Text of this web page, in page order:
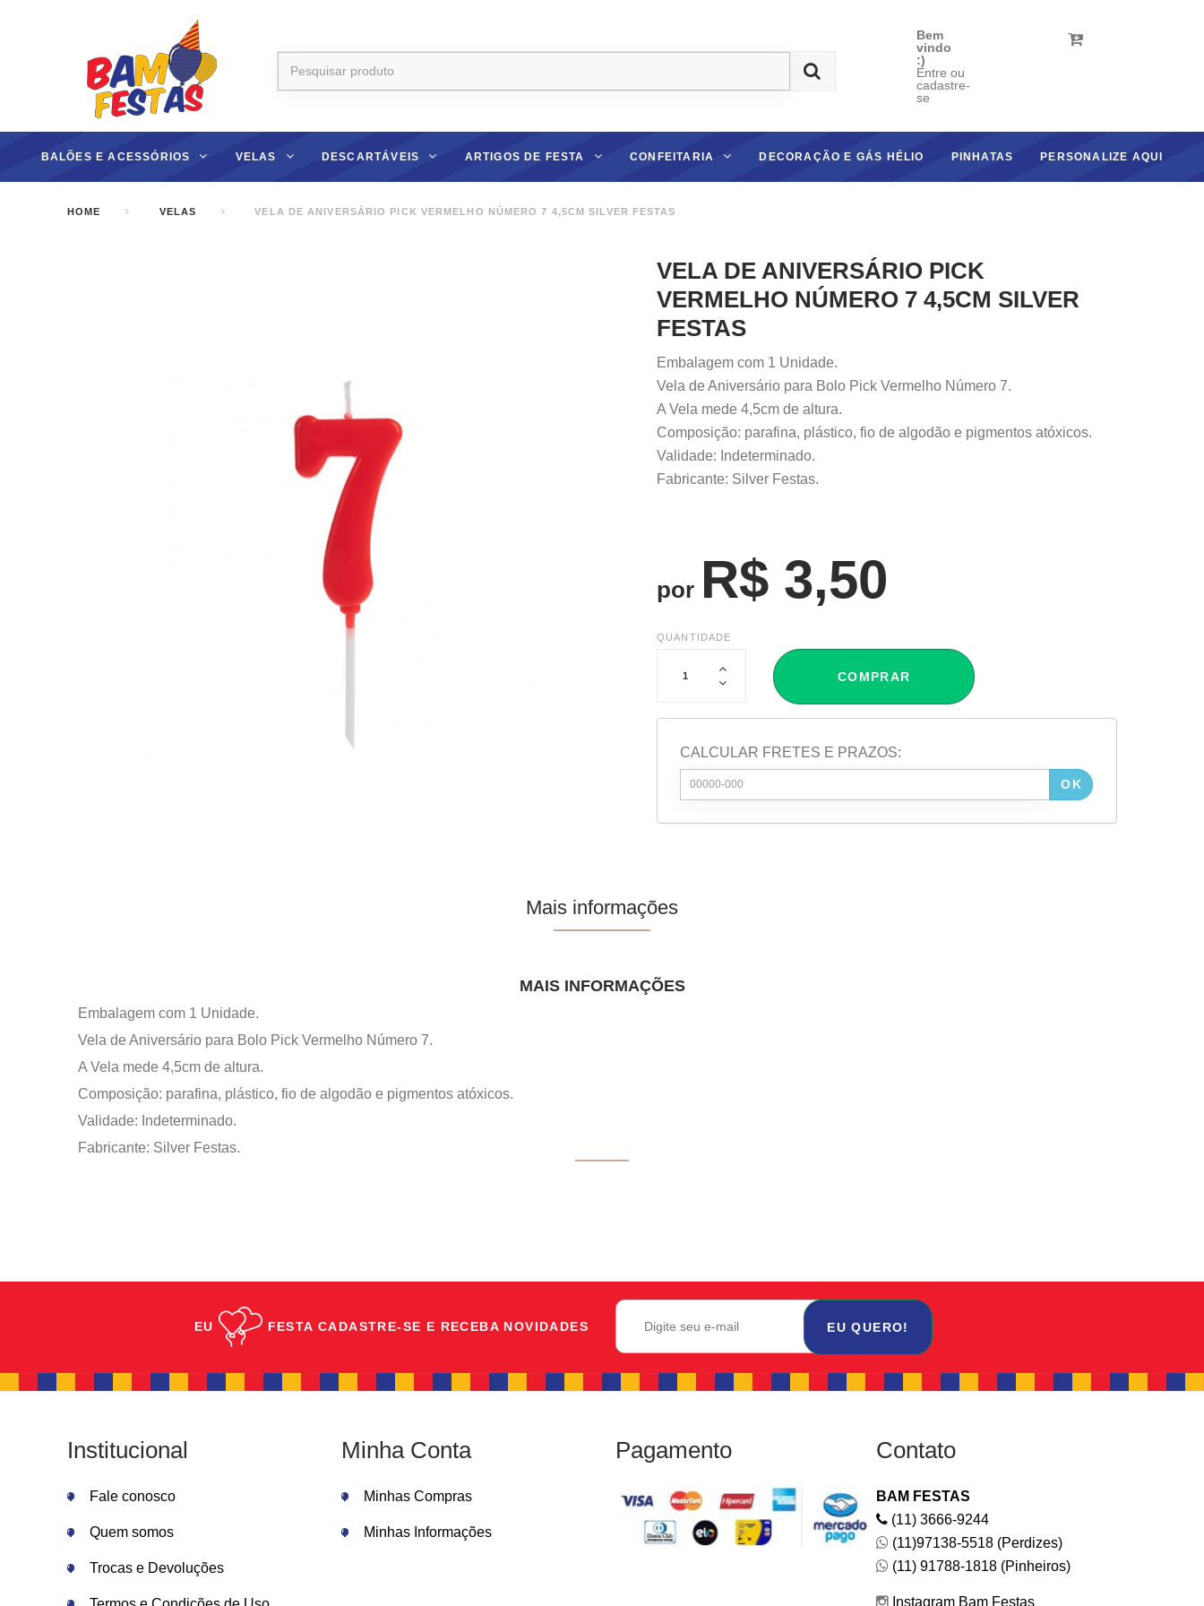
Bem
vindo
:)
Entre ou
cadastre-
se
BALÕES E ACESSÓRIOS VELAS DESCARTÁVEIS ARTIGOS DE FESTA CONFEITARIA DECORAÇÃO E GÁS HÉLIO PINHATAS PERSONALIZE AQUI
HOME VELAS VELA DE ANIVERSÁRIO PICK VERMELHO NÚMERO 7 4,5CM SILVER FESTAS
VELA DE ANIVERSÁRIO PICK
VERMELHO NÚMERO 7 4,5CM SILVER
FESTAS
Embalagem com 1 Unidade.
Vela de Aniversário para Bolo Pick Vermelho Número 7.
A Vela mede 4,5cm de altura.
Composição: parafina, plástico, fio de algodão e pigmentos atóxicos.
Validade: Indeterminado.
Fabricante: Silver Festas.
por R$ 3,50
QUANTIDADE
COMPRAR
CALCULAR FRETES E PRAZOS:
OK
Mais informações
MAIS INFORMAÇÕES
Embalagem com 1 Unidade.
Vela de Aniversário para Bolo Pick Vermelho Número 7.
A Vela mede 4,5cm de altura.
Composição: parafina, plástico, fio de algodão e pigmentos atóxicos.
Validade: Indeterminado.
Fabricante: Silver Festas.
EU FESTA CADASTRE-SE E RECEBA NOVIDADES EU QUERO!
Institucional
Fale conosco
Quem somos
Trocas e Devoluções
Minha Conta
Minhas Compras
Minhas Informações
Pagamento Contato
BAM FESTAS
(11) 3666-9244
(11)97138-5518 (Perdizes)
(11) 91788-1818 (Pinheiros)
Instagram Bam Festas